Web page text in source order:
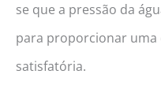
se que a pressão da
para proporcionar uma
satisfatória.